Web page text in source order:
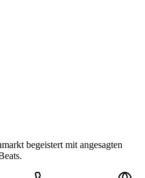
begeistert mit angesagten